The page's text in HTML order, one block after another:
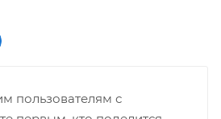
пользователям с